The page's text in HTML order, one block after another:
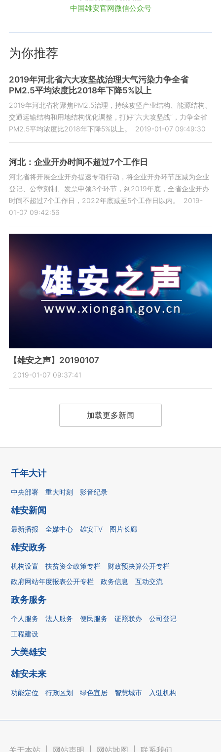
中国雄安官网微信公众号
为你推荐
2019年河北省六大攻坚战治理大气污染力争全省
PM2.5平均浓度比2018年下降5%以上
2019年河北省将聚焦PM2.5治理，持续攻坚产业结构、能源结构、
交通运输结构和用地结构优化调整，打好“六大攻坚战”，力争全省
PM2.5平均浓度比2018年下降5%以上。
2019-01-07 09:49:30
河北：企业开办时间不超过7个工作日
河北省将开展企业开办提速专项行动，将企业开办环节压减为企业
登记、公章刻制、发票申领3个环节，到2019年底，全省企业开办
时间不超过7个工作日，2022年底减至5个工作日以内。
2019-
01-07 09:42:56
【雄安之声】20190107
2019-01-07 09:37:41
加载更多新闻
千年大计
中央部署 重大时刻 影音纪录
雄安新闻
最新播报 全媒中心 雄安TV 图片长廊
雄安政务
机构设置 扶贫资金政策专栏
财政预决算公开专栏
政府网站年度报表公开专栏
政务信息 互动交流
政务服务
个人服务 法人服务 便民服务 证照联办
公司登记
工程建设
大美雄安
雄安未来
功能定位 行政区划 绿色宜居 智慧城市 入驻机构